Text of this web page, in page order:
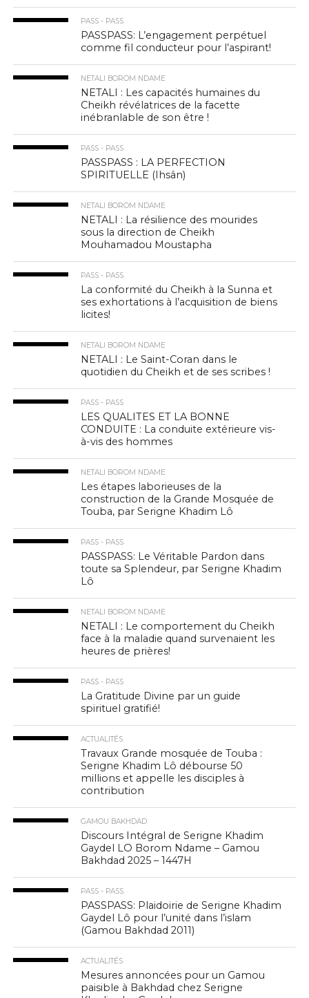
PASS - PASS
PASSPASS: L’engagement perpétuel
comme fil conducteur pour l’aspirant!
NETALI BOROM NDAME
NETALI : Les capacités humaines du
Cheikh révélatrices de la facette
inébranlable de son être !
PASS - PASS
PASSPASS : LA PERFECTION
SPIRITUELLE (Ihsân)
NETALI BOROM NDAME
NETALI : La résilience des mourides
sous la direction de Cheikh
Mouhamadou Moustapha
PASS - PASS
La conformité du Cheikh à la Sunna et
ses exhortations à l’acquisition de biens
licites!
NETALI BOROM NDAME
NETALI : Le Saint-Coran dans le
quotidien du Cheikh et de ses scribes !
PASS - PASS
LES QUALITES ET LA BONNE
CONDUITE : La conduite extérieure vis-
à-vis des hommes
NETALI BOROM NDAME
Les étapes laborieuses de la
construction de la Grande Mosquée de
Touba, par Serigne Khadim Lô
PASS - PASS
PASSPASS: Le Véritable Pardon dans
toute sa Splendeur, par Serigne Khadim
Lô
NETALI BOROM NDAME
NETALI : Le comportement du Cheikh
face à la maladie quand survenaient les
heures de prières!
PASS - PASS
La Gratitude Divine par un guide
spirituel gratifié!
ACTUALITÉS
Travaux Grande mosquée de Touba :
Serigne Khadim Lô débourse 50
millions et appelle les disciples à
contribution
GAMOU BAKHDAD
Discours Intégral de Serigne Khadim
Gaydel LO Borom Ndame – Gamou
Bakhdad 2025 – 1447H
PASS - PASS
PASSPASS: Plaidoirie de Serigne Khadim
Gaydel Lô pour l’unité dans l’islam
(Gamou Bakhdad 2011)
ACTUALITÉS
Mesures annoncées pour un Gamou
paisible à Bakhdad chez Serigne